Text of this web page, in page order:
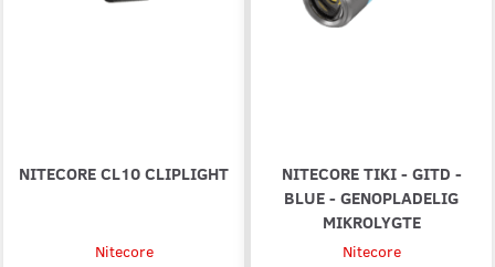
NITECORE CL10 CLIPLIGHT
Nitecore
NITECORE TIKI - GITD -
BLUE - GENOPLADELIG
MIKROLYGTE
Nitecore